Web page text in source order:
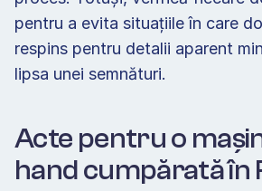
pentru a evita situațiile în care
respins pentru detalii aparent
lipsa unei semnături.
Acte pentru o
hand cumpărată în